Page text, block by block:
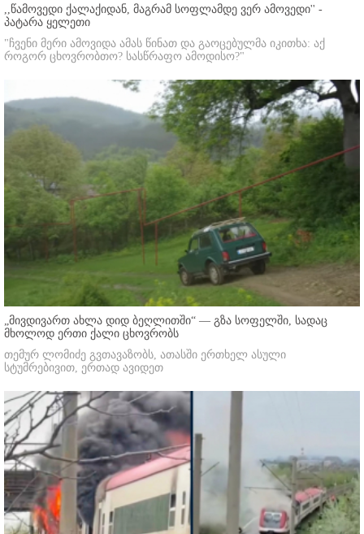
,,წამოვედი ქალაქიდან, მაგრამ სოფლამდე ვერ ამოვედი'' -
პატარა ყელეთი
"ჩვენი მერი ამოვიდა ამას წინათ და გაოცებულმა იკითხა: აქ
როგორ ცხოვრობთო? სასწრაფო ამოდისო?"
„მივდივართ ახლა დიდ ბეღლითში“ — გზა სოფელში, სადაც
მხოლოდ ერთი ქალი ცხოვრობს
თემურ ლომიძე გვთავაზობს, ათასში ერთხელ ასული
სტუმრებივით, ერთად ავიდეთ